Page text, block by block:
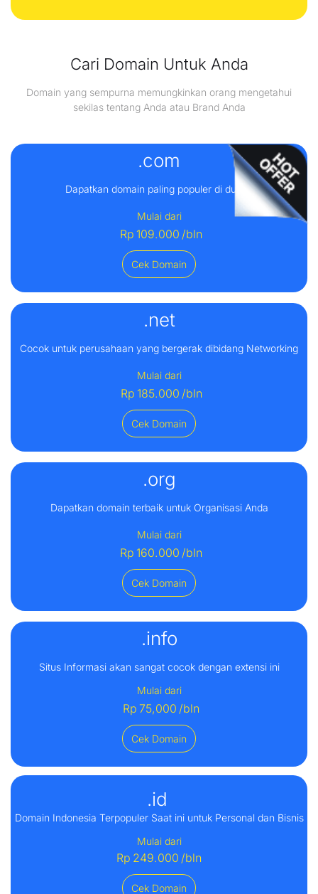
Cari Domain Untuk Anda
Domain yang sempurna memungkinkan orang mengetahui
sekilas tentang Anda atau Brand Anda
.com
Dapatkan domain paling populer di dunia.
Mulai dari
Rp 109.000 /bln
Cek Domain
.net
Cocok untuk perusahaan yang bergerak dibidang Networking
Mulai dari
Rp 185.000 /bln
Cek Domain
.org
Dapatkan domain terbaik untuk Organisasi Anda
Mulai dari
Rp 160.000 /bln
Cek Domain
.info
Situs Informasi akan sangat cocok dengan extensi ini
Mulai dari
Rp 75,000 /bln
Cek Domain
.id
Domain Indonesia Terpopuler Saat ini untuk Personal dan Bisnis
Mulai dari
Rp 249.000 /bln
Cek Domain